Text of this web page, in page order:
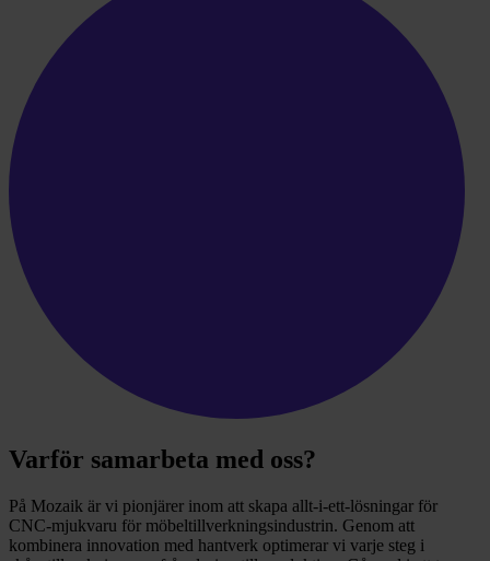
Varför samarbeta med oss?
På Mozaik är vi pionjärer inom att skapa allt-i-ett-lösningar för
CNC-mjukvaru för möbeltillverkningsindustrin. Genom att
kombinera innovation med hantverk optimerar vi varje steg i